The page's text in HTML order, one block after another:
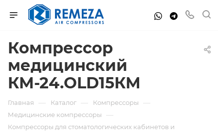
Компрессор
медицинский
КМ-24.OLD15КМ
Главная — Каталог — Компрессоры —
Медицинские компрессоры —
Компрессоры для стоматологических кабинетов и